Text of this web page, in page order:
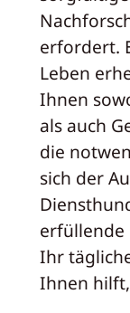
erfordert.
Leben
Ihnen
als auch
die
sich der
erfüllende
Ihr
Ihnen